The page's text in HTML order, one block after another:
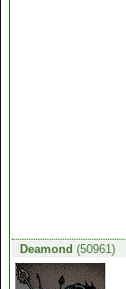
Deamond (50961)